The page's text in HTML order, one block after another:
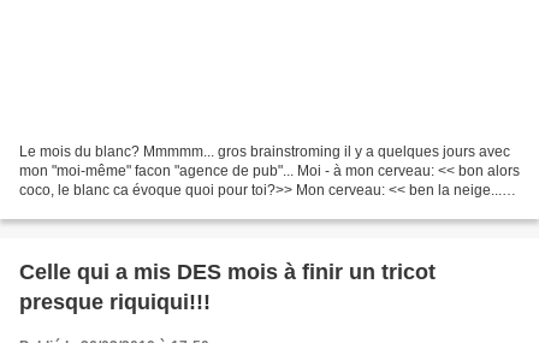
Le mois du blanc? Mmmmm... gros brainstroming il y a quelques jours avec
mon "moi-même" facon "agence de pub"... Moi - à mon cerveau: << bon alors
coco, le blanc ca évoque quoi pour toi?>> Mon cerveau: << ben la neige...
Celle qui a mis DES mois à finir un tricot
presque riquiqui!!!